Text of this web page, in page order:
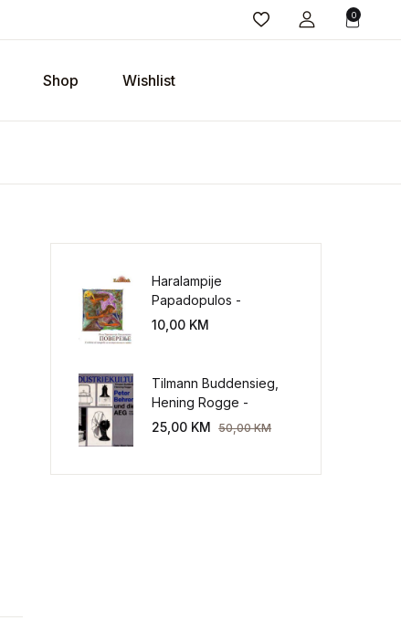
0
Shop Wishlist
Haralampije
Papadopulos -
Poverenje: sloboda od
10,00 KM
Tilmann Buddensieg,
Hening Rogge -
Industriekultur: Peter
25,00 KM 50,00KM